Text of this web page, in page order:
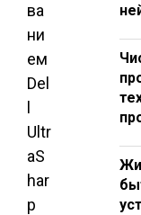
ва
ни
ем
Del
Ultr
aS
har
p